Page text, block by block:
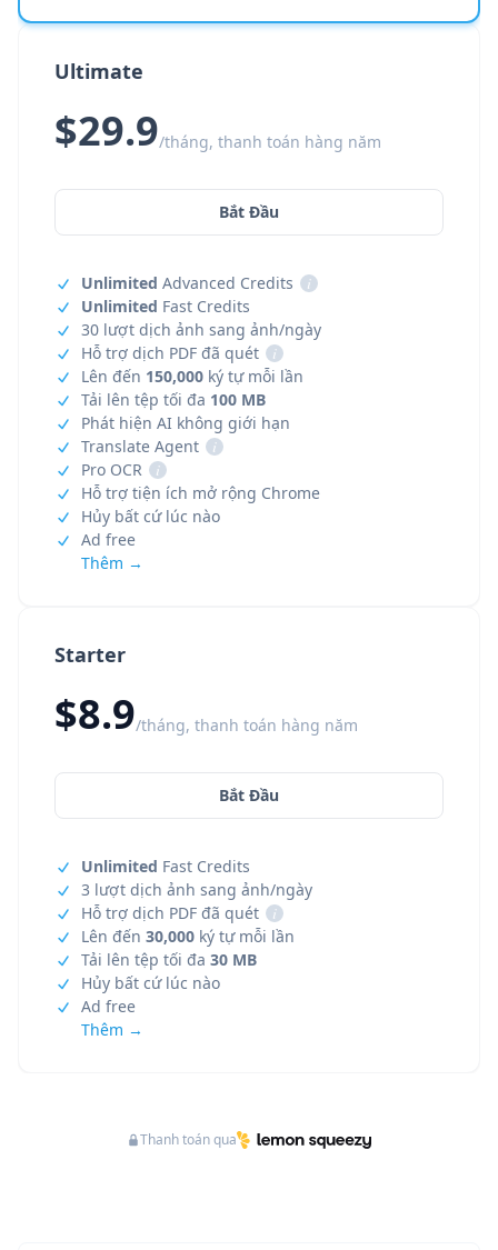
Starter
$8.9/tháng, thanh toán hàng năm
Bắt Đầu
Unlimited Fast Credits
3 lượt dịch ảnh sang ảnh/ngày
Hỗ trợ dịch PDF đã quét
i
Lên đến 30,000 ký tự mỗi lần
Tải lên tệp tối đa 30 MB
Hủy bất cứ lúc nào
Ad free
Thêm →
Ultimate
$29.9/tháng, thanh toán hàng năm
Bắt Đầu
Unlimited Advanced Credits
i
Unlimited Fast Credits
30 lượt dịch ảnh sang ảnh/ngày
Hỗ trợ dịch PDF đã quét
i
Lên đến 150,000 ký tự mỗi lần
Tải lên tệp tối đa 100 MB
Phát hiện AI không giới hạn
Translate Agent
i
Pro OCR
i
Hỗ trợ tiện ích mở rộng Chrome
Hủy bất cứ lúc nào
Ad free
Thêm →
Thanh toán qua